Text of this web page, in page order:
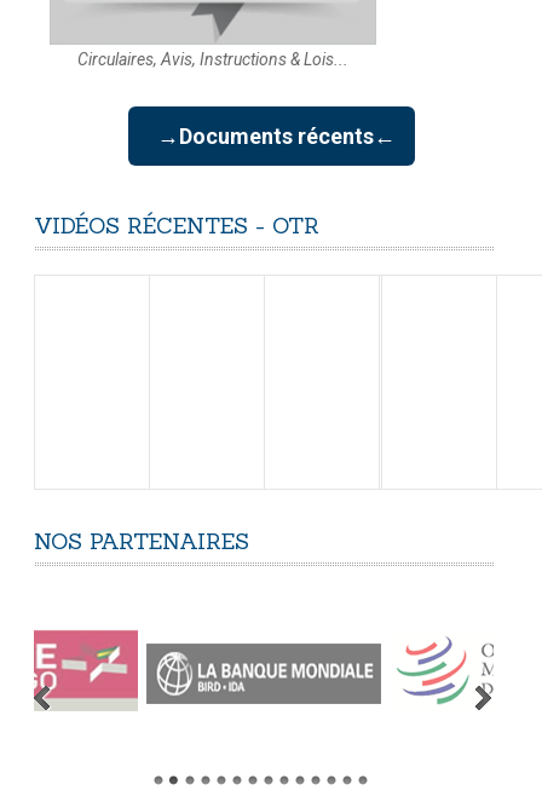
Circulaires, Avis, Instructions & Lois...
→Documents récents←
VIDÉOS RÉCENTES - OTR
NOS PARTENAIRES